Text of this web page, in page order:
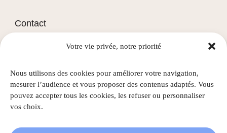
Votre vie privée, notre priorité
Nous utilisons des cookies pour améliorer votre navigation,
mesurer l’audience et vous proposer des contenus adaptés. Vous
pouvez accepter tous les cookies, les refuser ou personnaliser
vos choix.
Contact
L-3911 Mondercange